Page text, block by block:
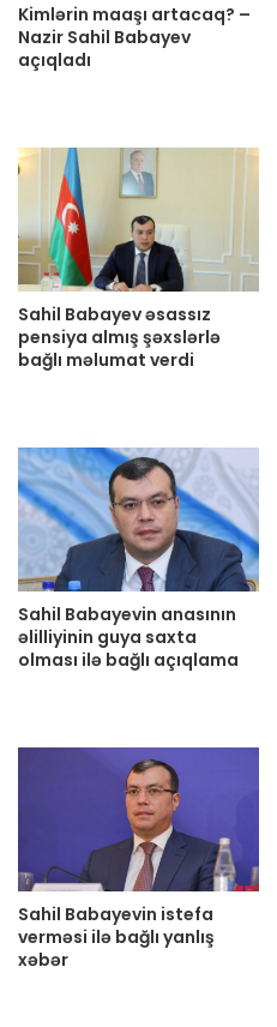
Kimlərin maaşı artacaq? –
Nazir Sahil Babayev
açıqladı
Sahil Babayev əsassız
pensiya almış şəxslərlə
bağlı məlumat verdi
Sahil Babayevin anasının
əlilliyinin guya saxta
olması ilə bağlı açıqlama
Sahil Babayevin istefa
verməsi ilə bağlı yanlış
xəbər